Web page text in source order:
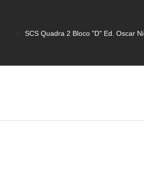
SCS Quadra 2 Bloco "D" Ed. Oscar